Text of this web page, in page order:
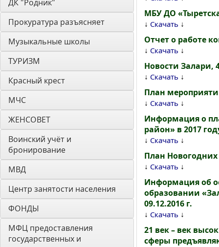
ДК "Родник"
Прокуратура разъясняет
Музыкальные школы
ТУРИЗМ
Красный крест
МЧС
ЖЕНСОВЕТ
Воинский учёт и
бронирование
МВД
Центр занятости населения
ФОНДЫ
МФЦ предоставления
государственных и
МБУ ДО
↓ Скачать ↓
Отчет о работе
↓ Скачать ↓
Новости Залари,
↓ Скачать ↓
План
↓ Скачать ↓
Информация о
район» в 2017
↓ Скачать ↓
План Новогодних
↓ Скачать ↓
Информация об
образовании
09.12.2016 г.
↓ Скачать ↓
21 век – век
сферы